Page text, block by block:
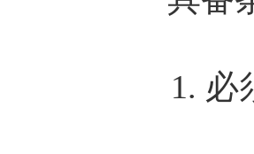
1. 必